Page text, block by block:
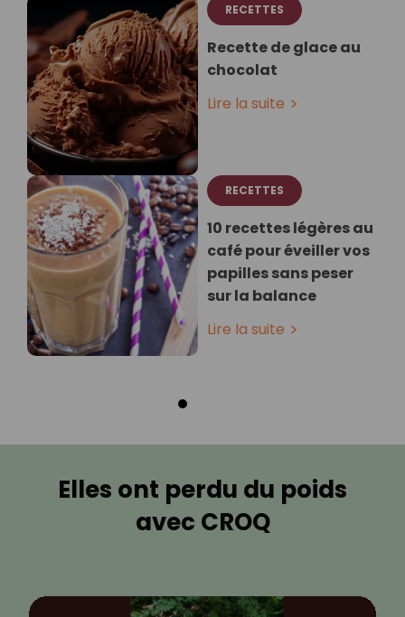
RECETTES
Recette de glace au
chocolat
Lire la suite
RECETTES
10 recettes légères au
café pour éveiller vos
papilles sans peser
sur la balance
Lire la suite
Elles ont perdu du poids
avec CROQ